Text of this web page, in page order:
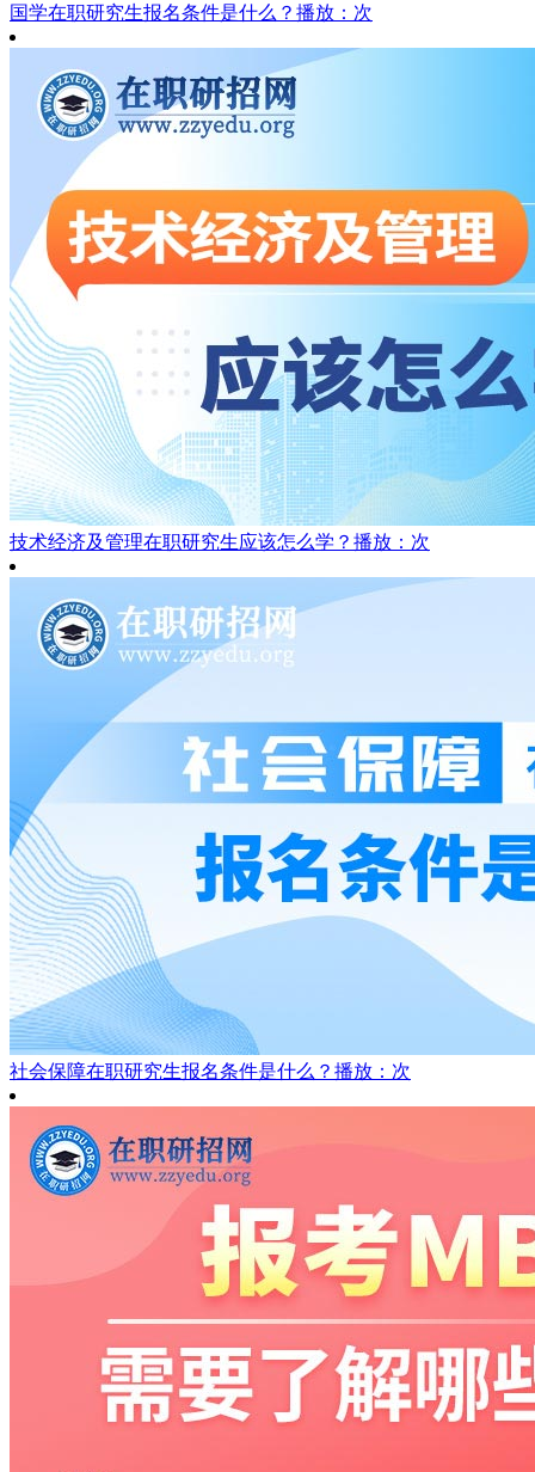
国学在职研究生报名条件是什么？ 播放：次
技术经济及管理在职研究生应该怎么学？ 播放：次
社会保障在职研究生报名条件是什么？ 播放：次